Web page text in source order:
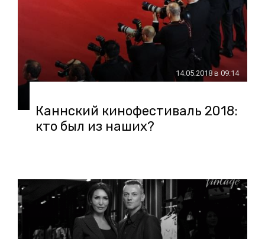
14.05.2018 в 09:14
Каннский кинофестиваль 2018:
кто был из наших?